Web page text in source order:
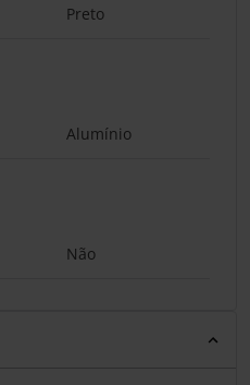
Preto
Alumínio
Não